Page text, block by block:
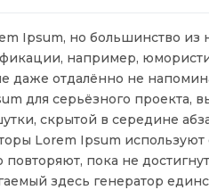
Ipsum, но большинство из
например,
даже отдалённо не
для серьёзного проекта,
скрытой в середине
Lorem Ipsum
повторяют, пока не
здесь генератор